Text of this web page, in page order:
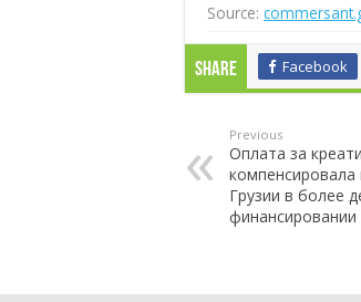
Source:
Share Facebook
Previous
Оплата за
компенсировала
Грузии в более
финансировании